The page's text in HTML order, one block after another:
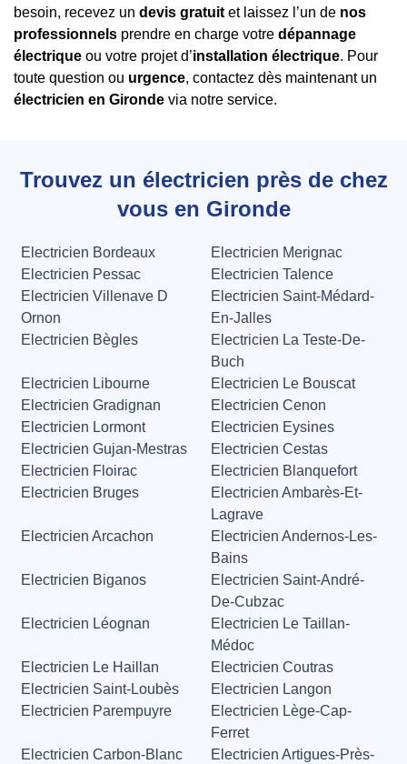
besoin, recevez un devis gratuit et laissez l’un de nos
professionnels prendre en charge votre dépannage
électrique ou votre projet d’installation électrique. Pour
toute question ou urgence, contactez dès maintenant un
électricien en Gironde via notre service.
Trouvez un électricien près de chez
vous en Gironde
Electricien Bordeaux
Electricien Merignac
Electricien Pessac
Electricien Talence
Electricien Villenave D
Ornon
Electricien Saint-Médard-
En-Jalles
Electricien Bègles
Electricien La Teste-De-
Buch
Electricien Libourne
Electricien Le Bouscat
Electricien Gradignan
Electricien Cenon
Electricien Lormont
Electricien Eysines
Electricien Gujan-Mestras
Electricien Cestas
Electricien Floirac
Electricien Blanquefort
Electricien Bruges
Electricien Ambarès-Et-
Lagrave
Electricien Arcachon
Electricien Andernos-Les-
Bains
Electricien Biganos
Electricien Saint-André-
De-Cubzac
Electricien Léognan
Electricien Le Taillan-
Médoc
Electricien Le Haillan
Electricien Coutras
Electricien Saint-Loubès
Electricien Langon
Electricien Parempuyre
Electricien Lège-Cap-
Ferret
Electricien Carbon-Blanc
Electricien Artigues-Près-